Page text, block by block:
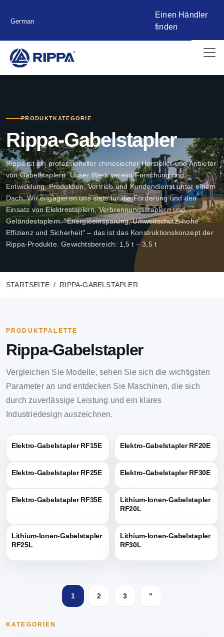
German
Einen Händler
finden
PRODUKTKATEGORIE
Rippa-Gabelstapler
Rippa ist ein professioneller chinesischer Hersteller und Anbieter
von Gabelstaplern. Unser Werk vereint Forschung und
Entwicklung, Produktion, Vertrieb und Kundendienst unter einem
Dach. Wir engagieren uns stets für die Förderung und den
Einsatz von Elektrostaplern, Verbrennungsstaplern und
Geländestaplern. "Energieeinsparung, Umweltschutz, hohe
Effizienz und Sicherheit" – das ist das Konstruktionskonzept der
Rippa-Produkte. Gewichtsbereich: 1,5 t – 3,5 t
STARTSEITE RIPPA-GABELSTAPLER
PRODUKTPALETTE
Rippa-Gabelstapler
Vergleichen Sie Modelle, sehen Sie sich die wichtigsten
Parameter an und entdecken Sie Maschinen, die sich
durch zuverlässige Leistung und ein klares
Industriedesign auszeichnen.
KATEGORIEN
Elektro-Gabelstapler RF15E Elektro-Gabelstapler RF20E
Elektro-Gabelstapler RF25E Elektro-Gabelstapler RF30E
Elektro-Gabelstapler RF35E
Lithium-Ionen-Gabelstapler
RF20L
Lithium-Ionen-Gabelstapler
RF25L
Lithium-Ionen-Gabelstapler
RF30L
1 2 3 "